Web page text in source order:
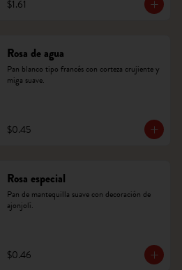
$1.61
Rosa de agua
Pan blanco tipo francés con corteza crujiente y
miga suave.
$0.45
Rosa especial
Pan de mantequilla suave con decoración de
ajonjolí.
$0.46